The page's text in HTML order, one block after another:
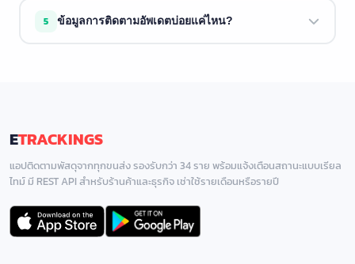
พัสดุ, และประวัติการติดตาม
5 ข้อมูลการติดตามอัพเดตบ่อยแค่ไหน?
ETRACKINGS
แอปติดตามพัสดุจากทุกขนส่ง รองรับกว่า 34 ราย พร้อมแจ้งเตือนสถานะแบบเรียล
ไทม์ มี REST API สำหรับร้านค้าและธุรกิจ เช่าใช้รายเดือนหรือรายปี